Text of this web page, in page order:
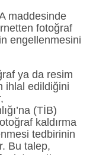
maddesinde
fotoğraf
engellenmesini
ya da resim
ihlal edildiğini
(TİB)
kaldırma
tedbirinin
Bu talep,